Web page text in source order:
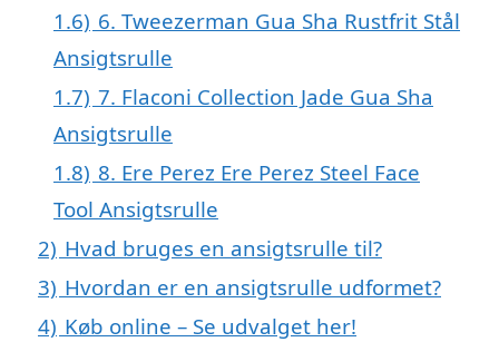
1.6) 6. Tweezerman Gua Sha Rustfrit Stål
Ansigtsrulle
1.7) 7. Flaconi Collection Jade Gua Sha
Ansigtsrulle
1.8) 8. Ere Perez Ere Perez Steel Face
Tool Ansigtsrulle
2) Hvad bruges en ansigtsrulle til?
3) Hvordan er en ansigtsrulle udformet?
4) Køb online – Se udvalget her!